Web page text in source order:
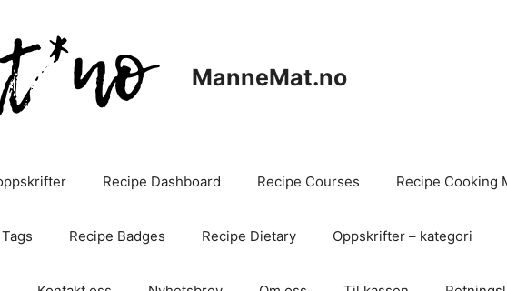
ManneMat.no
Recipe Dashboard Recipe Courses Recipe Cooking
Recipe Badges Recipe Dietary Oppskrifter – kategori